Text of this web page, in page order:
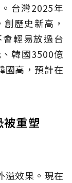
台灣2025年
歷史新高，
輕易放過台
韓國3500億
國高，預計在
重塑
溢效果。現在